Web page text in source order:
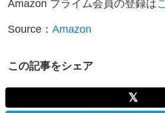
Amazon プライム会員の登録は
Source：Amazon
この記事をシェア
𝕏